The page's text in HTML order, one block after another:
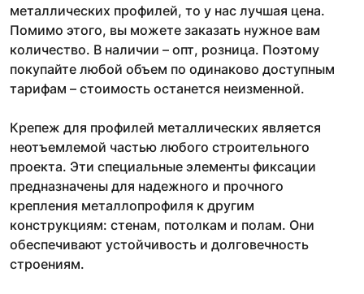
металлических профилей, то у нас лучшая цена.
Помимо этого, вы можете заказать нужное вам
количество. В наличии – опт, розница. Поэтому
покупайте любой объем по одинаково доступным
тарифам – стоимость останется неизменной.
Крепеж для профилей металлических является
неотъемлемой частью любого строительного
проекта. Эти специальные элементы фиксации
предназначены для надежного и прочного
крепления металлопрофиля к другим
конструкциям: стенам, потолкам и полам. Они
обеспечивают устойчивость и долговечность
строениям.